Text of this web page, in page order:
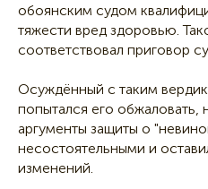
обоянским судом
тяжести вред здоровью.
соответствовал приговор
Осуждённый с таким
попытался его обжаловать,
аргументы защиты о
несостоятельными и
изменений.